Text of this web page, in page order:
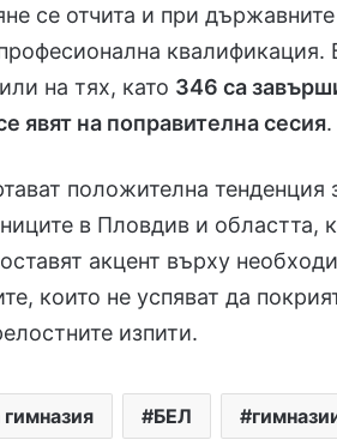
се отчита и при държавните
квалификация.
на тях, като 346 са
явят на поправителна сесия.
положителна тенденция
в Пловдив и областта,
акцент върху
които не успяват да
изпити.
БЕЛ